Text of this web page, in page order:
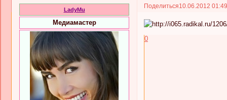
Поделиться10.06.2012
LadyMu
Медиамастер
0